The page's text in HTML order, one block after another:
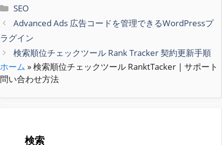
カ
テ
ゴ
リ
ー
SEO
Advanced Ads 広告コードを管理できるWordPressプ
ラグイン
検索順位チェックツール Rank Tracker 契約更新手順
ホーム »検索順位チェックツール RanktTacker | サポート
問い合わせ方法
検索